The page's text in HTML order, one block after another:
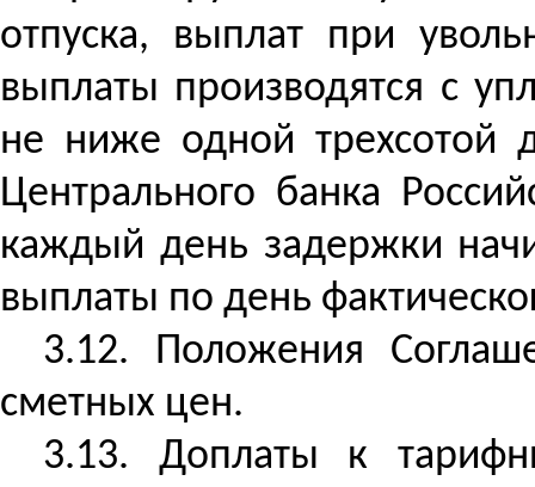
отпуска, выплат при
выплаты производятся с
не ниже одной трехсотой
Центрального банка
каждый день задержки
выплаты по день
3.12. Положения
сметных цен.
3.13. Доплаты к